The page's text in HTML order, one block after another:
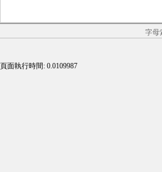
字母
頁面執行時間: 0.0109987